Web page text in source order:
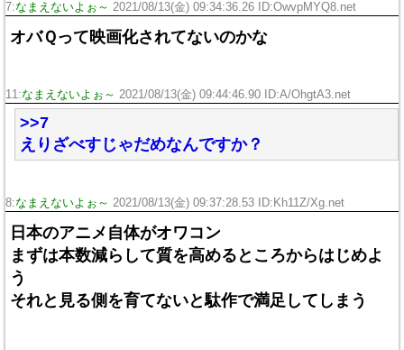
7:なまえないよぉ～ 2021/08/13(金) 09:34:36.26 ID:OwvpMYQ8.net
オバＱって映画化されてないのかな
11:なまえないよぉ～ 2021/08/13(金) 09:44:46.90 ID:A/OhgtA3.net
>>7
えりざべすじゃだめなんですか？
8:なまえないよぉ～ 2021/08/13(金) 09:37:28.53 ID:Kh11Z/Xg.net
日本のアニメ自体がオワコン
まずは本数減らして質を高めるところからはじめよ
う
それと見る側を育てないと駄作で満足してしまう